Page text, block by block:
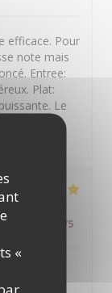
«
efficace. Pour
note mais
Entree:
Plat:
Le
cassis, bon,
/ Prix /5